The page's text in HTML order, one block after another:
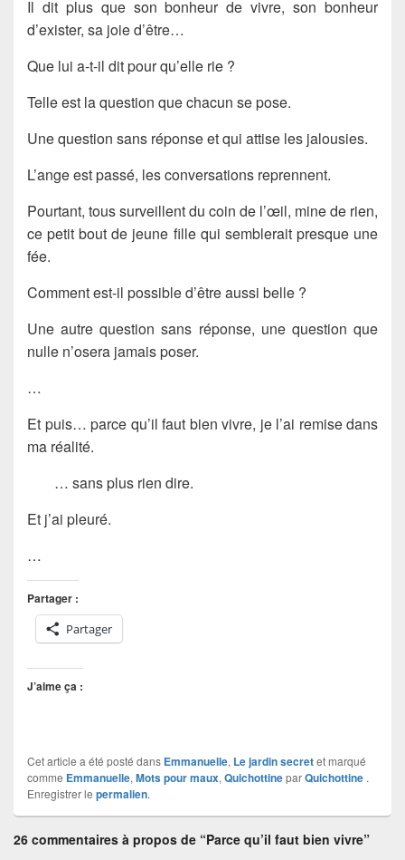
Il dit plus que son bonheur de vivre, son bonheur
d’exister, sa joie d’être…
Que lui a-t-il dit pour qu’elle rie ?
Telle est la question que chacun se pose.
Une question sans réponse et qui attise les jalousies.
L’ange est passé, les conversations reprennent.
Pourtant, tous surveillent du coin de l’œil, mine de rien,
ce petit bout de jeune fille qui semblerait presque une
fée.
Comment est-il possible d’être aussi belle ?
Une autre question sans réponse, une question que
nulle n’osera jamais poser.
…
Et puis… parce qu’il faut bien vivre, je l’ai remise dans
ma réalité.
… sans plus rien dire.
Et j’ai pleuré.
…
Partager :
Partager
J’aime ça :
Cet article a été posté dans Emmanuelle, Le jardin secretet marqué
comme Emmanuelle, Mots pour maux, QuichottineparQuichottine .
Enregistrer le permalien.
26 commentaires à propos de “Parce qu’il faut bien vivre”